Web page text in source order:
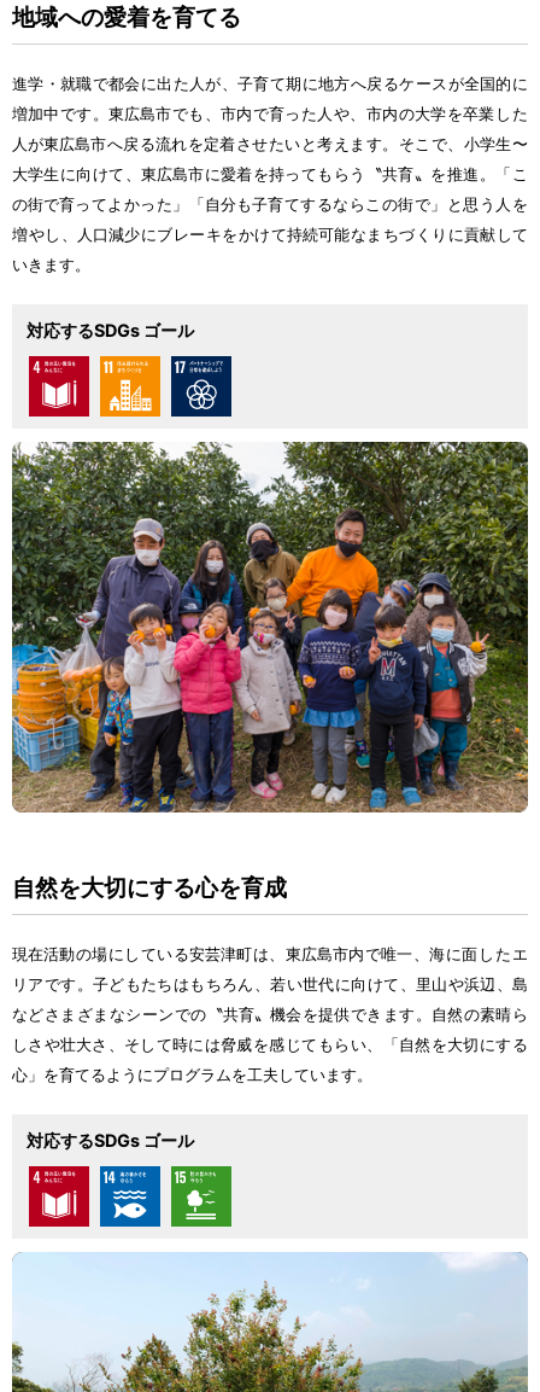
地域への愛着を育てる
進学 ・ 就職で都会に出 た 人が、 子育て期 に地方へ戻 るケースが全国的 に
増加中です。 東広島市でも、 市内で育った 人 や、 市内の大学を卒業 した
人が東広島市へ戻 る流れを定着させたいと 考 えます。そこで、 小学生〜
大学生 に向 けて、 東広島市に愛着を持ってもらう〝共育〟を推進 。「こ
の街で育ってよかった」「 自分も子育てするならこの街で」と 思 う 人 を
増やし、 人口減少にブレーキをかけて持続可能なまちづくりに貢献 して
いきます。
対応するSDGs ゴール
自然を大切にする心を育成
現在活動の場にしている安芸津町は、 東広島市内で唯一、 海に面 したエ
リアです。 子どもたちはもちろん、 若い世代に向 けて、 里山や浜辺 、 島
などさまざまなシーンでの〝共育〟 機会を提供できます。 自然の素晴 ら
しさや壮大さ、そして時には脅威を感 じてもらい、「 自然を大切 にする
心 」を育てるようにプログラムを工夫 しています。
対応するSDGs ゴール